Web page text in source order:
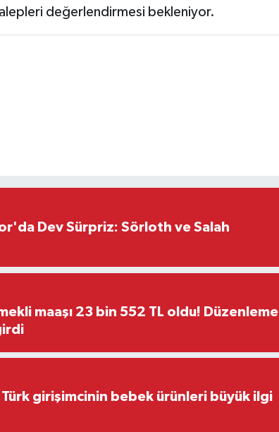
değerlendirmesi bekleniyor.
Dev Sürpriz: Sörloth ve Salah
maaşı 23 bin 552 TL oldu! Düzenleme
Türk girişimcinin bebek ürünleri büyük ilgi